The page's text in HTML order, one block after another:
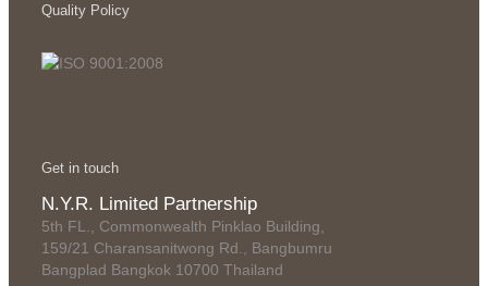
Quality Policy
Get in touch
N.Y.R. Limited Partnership
5th FL., Commonwealth Pinklao Building,
159/21 Charansanitwong Rd., Bangbumru
Bangplad Bangkok 10700 Thailand